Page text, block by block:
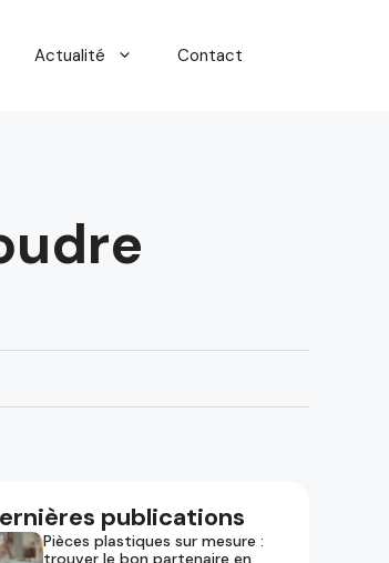
Actualité Contact
publications
Pièces plastiques sur mesure :
trouver le bon partenaire en